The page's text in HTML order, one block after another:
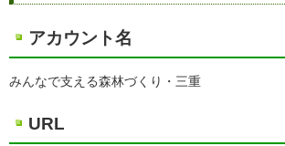
アカウント名
みんなで支える森林づくり・三重
URL